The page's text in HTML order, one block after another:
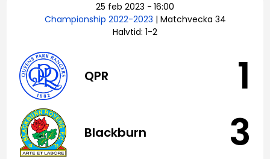
Premier League
Bundesliga
Serie A
Ligue 1
25 feb 2023 - 16:00
Championship 2022-2023 | Matchvecka 34
Halvtid: 1-2
QPR 1
Blackburn 3